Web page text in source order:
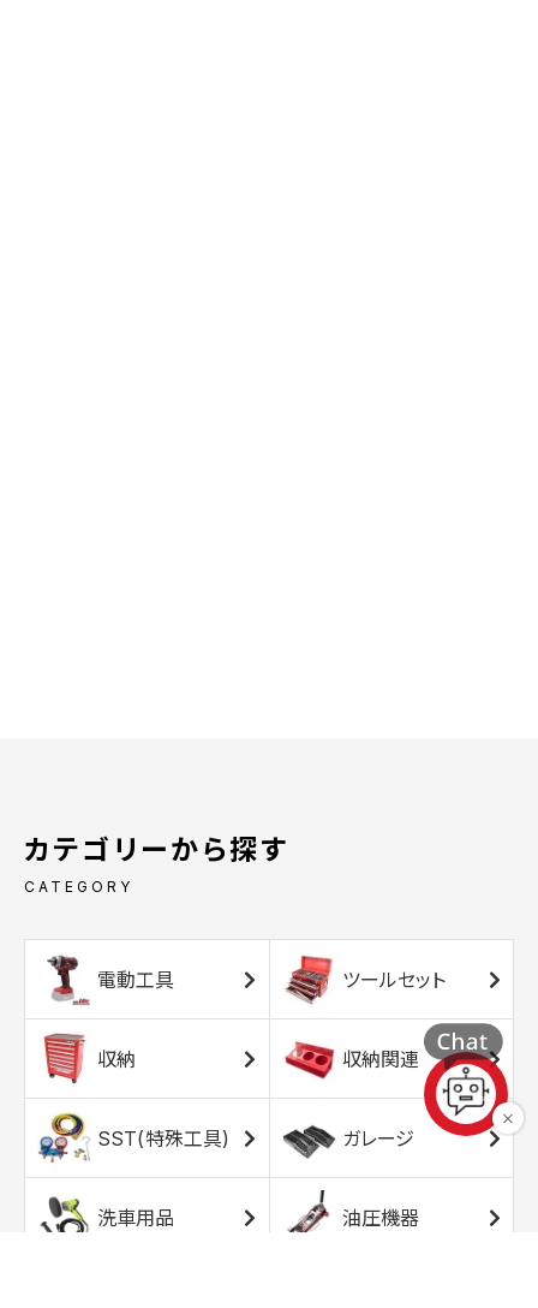
カテゴリーから探す
CATEGORY
電動工具 ツールセット
収納 収納関連
SST(特殊工具) ガレージ
洗車用品 油圧機器